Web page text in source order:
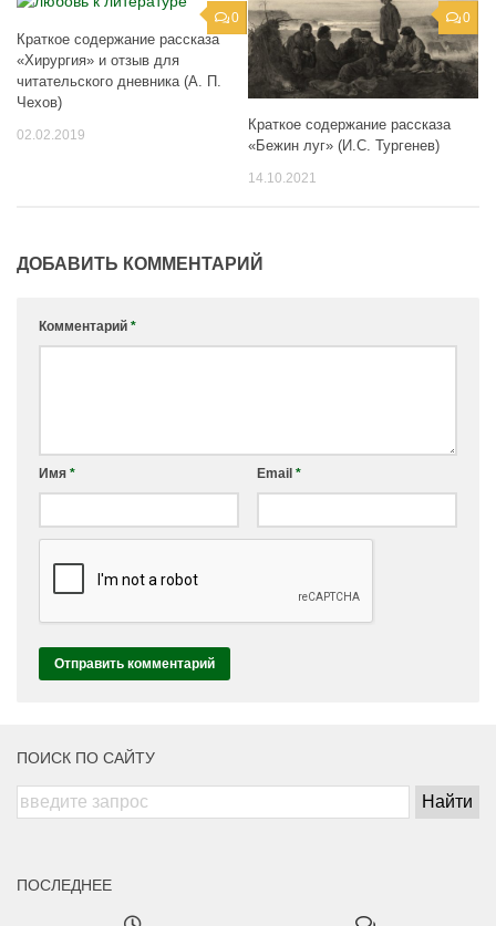
0
Краткое содержание рассказа
«Хирургия» и отзыв для
читательского дневника (А. П.
Чехов)
02.02.2019
0
Краткое содержание рассказа
«Бежин луг» (И.С. Тургенев)
14.10.2021
ДОБАВИТЬ КОММЕНТАРИЙ
Комментарий *
Имя * Email *
ПОИСК ПО САЙТУ
ПОСЛЕДНЕЕ